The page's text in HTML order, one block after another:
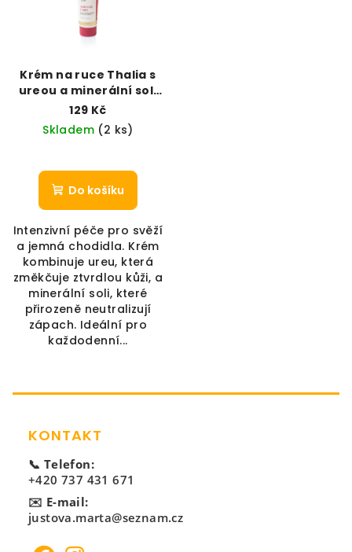
Krém na ruce Thalia s
ureou a minerální solí
(100 ml)
129 Kč
Skladem (2 ks)
Do košíku
Intenzivní péče pro svěží
a jemná chodidla. Krém
kombinuje ureu, která
změkčuje ztvrdlou kůži, a
minerální soli, které
přirozeně neutralizují
zápach. Ideální pro
každodenní...
Zápatí
KONTAKT
📞 Telefon:
+420 737 431 671
✉️ E-mail:
justova.marta@seznam.cz